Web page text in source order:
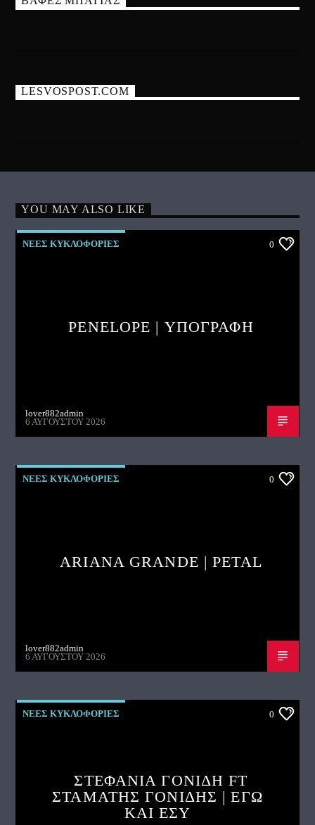
LESVOSPOST.COM
YOU MAY ALSO LIKE
ΝΕΕΣ ΚΥΚΛΟΦΟΡΙΕΣ 0
PENELOPE | ΥΠΟΓΡΑΦΗ
lover882admin
6 ΑΥΓΟΎΣΤΟΥ 2026
ΝΕΕΣ ΚΥΚΛΟΦΟΡΙΕΣ 0
ARIANA GRANDE | PETAL
lover882admin
6 ΑΥΓΟΎΣΤΟΥ 2026
ΝΕΕΣ ΚΥΚΛΟΦΟΡΙΕΣ 0
ΣΤΕΦΑΝΙΑ ΓΟΝΙΔΗ FT
ΣΤΑΜΑΤΗΣ ΓΟΝΙΔΗΣ | ΕΓΩ
ΚΑΙ ΕΣΥ